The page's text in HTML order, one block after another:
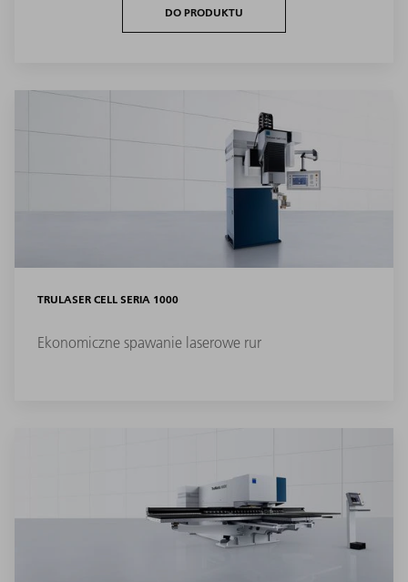
DO PRODUKTU
TRULASER CELL SERIA 1000
Ekonomiczne spawanie laserowe rur